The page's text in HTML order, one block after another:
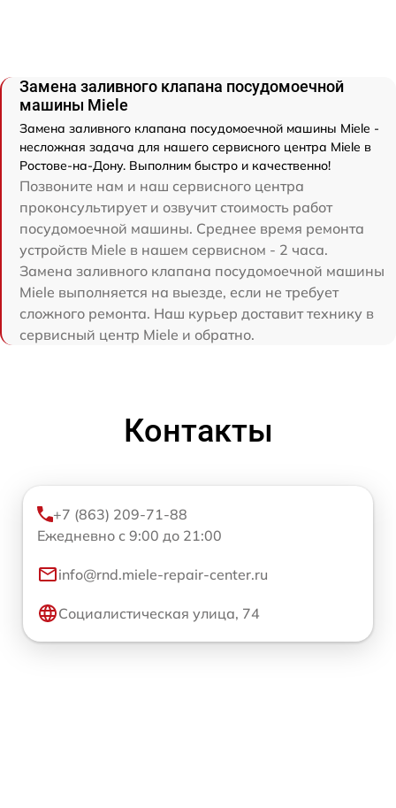
Замена заливного клапана посудомоечной
машины Miele
Замена заливного клапана посудомоечной машины Miele -
несложная задача для нашего сервисного центра Miele в
Ростове-на-Дону. Выполним быстро и качественно!
Позвоните нам и наш сервисного центра
проконсультирует и озвучит стоимость работ
посудомоечной машины. Среднее время ремонта
устройств Miele в нашем сервисном - 2 часа.
Замена заливного клапана посудомоечной машины
Miele выполняется на выезде, если не требует
сложного ремонта. Наш курьер доставит технику в
сервисный центр Miele и обратно.
Контакты
+7 (863) 209-71-88
Ежедневно с 9:00 до 21:00
info@rnd.miele-repair-center.ru
Социалистическая улица, 74